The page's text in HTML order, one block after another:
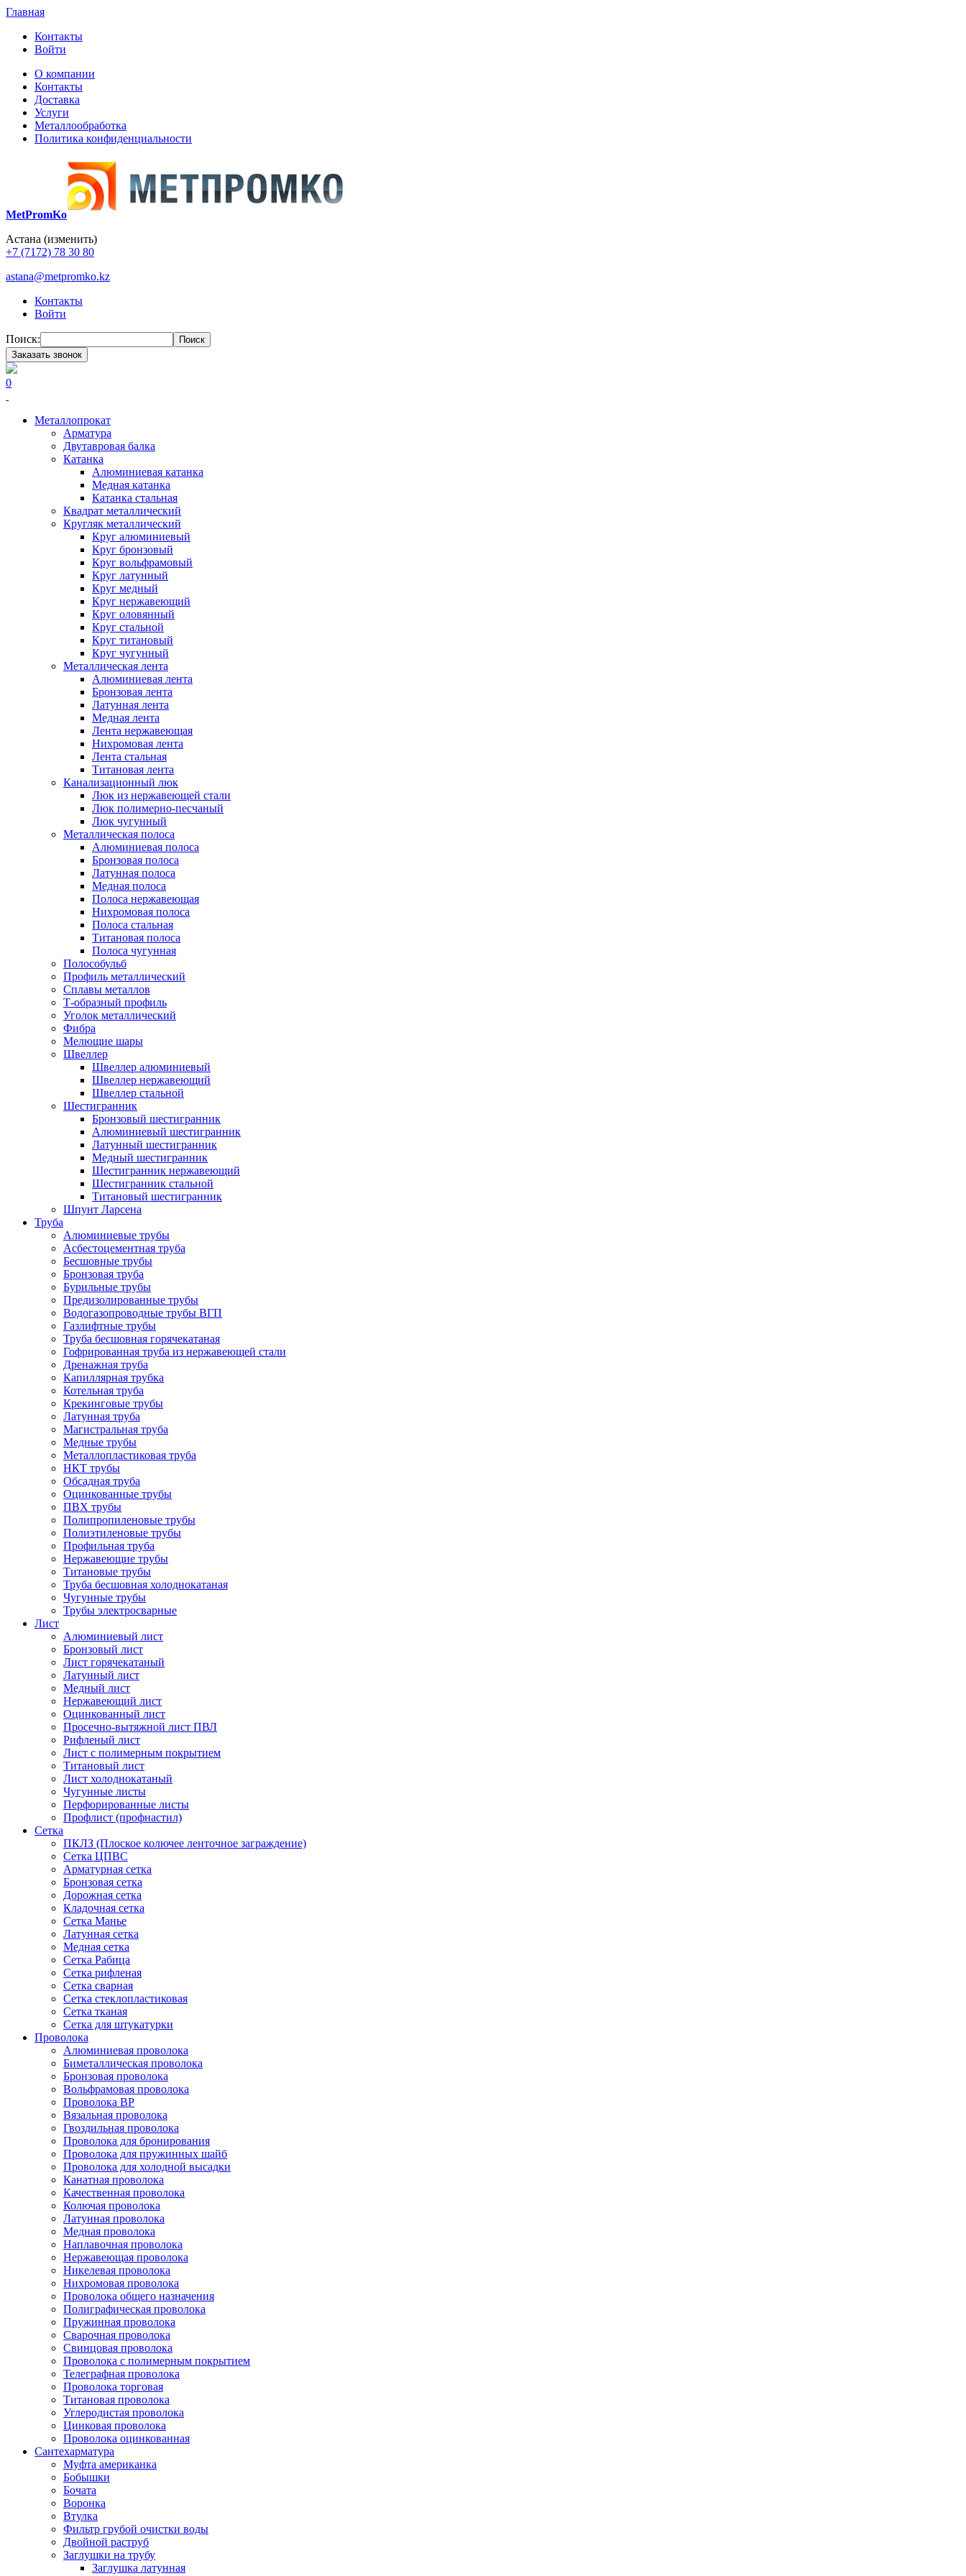
Главная
Контакты
Войти
О компании
Контакты
Доставка
Услуги
Металлообработка
Политика конфиденциальности
MetPromKo
Астана (изменить)
+7 (7172) 78 30 80
astana@metpromko.kz
Контакты
Войти
Поиск:
Поиск
Заказать звонок
0
Металлопрокат
Арматура
Двутавровая балка
Катанка
Алюминиевая катанка
Медная катанка
Катанка стальная
Квадрат металлический
Кругляк металлический
Круг алюминиевый
Круг бронзовый
Круг вольфрамовый
Круг латунный
Круг медный
Круг нержавеющий
Круг оловянный
Круг стальной
Круг титановый
Круг чугунный
Металлическая лента
Алюминиевая лента
Бронзовая лента
Латунная лента
Медная лента
Лента нержавеющая
Нихромовая лента
Лента стальная
Титановая лента
Канализационный люк
Люк из нержавеющей стали
Люк полимерно-песчаный
Люк чугунный
Металлическая полоса
Алюминиевая полоса
Бронзовая полоса
Латунная полоса
Медная полоса
Полоса нержавеющая
Нихромовая полоса
Полоса стальная
Титановая полоса
Полоса чугунная
Полособульб
Профиль металлический
Сплавы металлов
Т-образный профиль
Уголок металлический
Фибра
Мелющие шары
Швеллер
Швеллер алюминиевый
Швеллер нержавеющий
Швеллер стальной
Шестигранник
Бронзовый шестигранник
Алюминиевый шестигранник
Латунный шестигранник
Медный шестигранник
Шестигранник нержавеющий
Шестигранник стальной
Титановый шестигранник
Шпунт Ларсена
Труба
Алюминиевые трубы
Асбестоцементная труба
Бесшовные трубы
Бронзовая труба
Бурильные трубы
Предизолированные трубы
Водогазопроводные трубы ВГП
Газлифтные трубы
Труба бесшовная горячекатаная
Гофрированная труба из нержавеющей стали
Дренажная труба
Капиллярная трубка
Котельная труба
Крекинговые трубы
Латунная труба
Магистральная труба
Медные трубы
Металлопластиковая труба
НКТ трубы
Обсадная труба
Оцинкованные трубы
ПВХ трубы
Полипропиленовые трубы
Полиэтиленовые трубы
Профильная труба
Нержавеющие трубы
Титановые трубы
Труба бесшовная холоднокатаная
Чугунные трубы
Трубы электросварные
Лист
Алюминиевый лист
Бронзовый лист
Лист горячекатаный
Латунный лист
Медный лист
Нержавеющий лист
Оцинкованный лист
Просечно-вытяжной лист ПВЛ
Рифленый лист
Лист с полимерным покрытием
Титановый лист
Лист холоднокатаный
Чугунные листы
Перфорированные листы
Профлист (профнастил)
Сетка
ПКЛЗ (Плоское колючее ленточное заграждение)
Сетка ЦПВС
Арматурная сетка
Бронзовая сетка
Дорожная сетка
Кладочная сетка
Сетка Манье
Латунная сетка
Медная сетка
Сетка Рабица
Сетка рифленая
Сетка сварная
Сетка стеклопластиковая
Сетка тканая
Сетка для штукатурки
Проволока
Алюминиевая проволока
Биметаллическая проволока
Бронзовая проволока
Вольфрамовая проволока
Проволока ВР
Вязальная проволока
Гвоздильная проволока
Проволока для бронирования
Проволока для пружинных шайб
Проволока для холодной высадки
Канатная проволока
Качественная проволока
Колючая проволока
Латунная проволока
Медная проволока
Наплавочная проволока
Нержавеющая проволока
Никелевая проволока
Нихромовая проволока
Проволока общего назначения
Полиграфическая проволока
Пружинная проволока
Сварочная проволока
Свинцовая проволока
Проволока с полимерным покрытием
Телеграфная проволока
Проволока торговая
Титановая проволока
Углеродистая проволока
Цинковая проволока
Проволока оцинкованная
Сантехарматура
Муфта американка
Бобышки
Бочата
Воронка
Втулка
Фильтр грубой очистки воды
Двойной раструб
Заглушки на трубу
Заглушка латунная